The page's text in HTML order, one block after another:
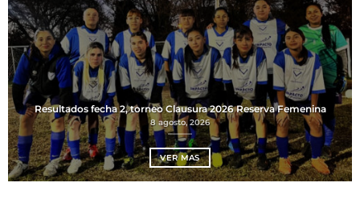
Resultados fecha 2, torneo Clausura 2026 Reserva Femenina
8 agosto, 2026
VER MAS